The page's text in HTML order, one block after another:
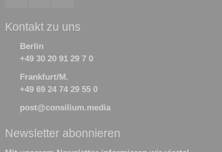
Kontakt zu uns
Berlin
+49 30 20 91 29 7 0
Frankfurt/M.
+49 69 24 74 29 55 0
post@consilium.media
Newsletter abonnieren